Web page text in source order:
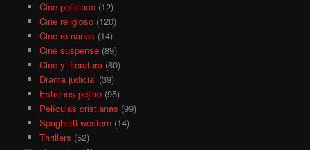
Cine policiaco(12)
Cine religioso(120)
Cine romanos (14)
Cine suspense(89)
Cine y literatura(80)
Drama judicial (39)
Estrenos pejino(95)
Películas cristianas (99)
Spaghetti western(14)
Thrillers (52)